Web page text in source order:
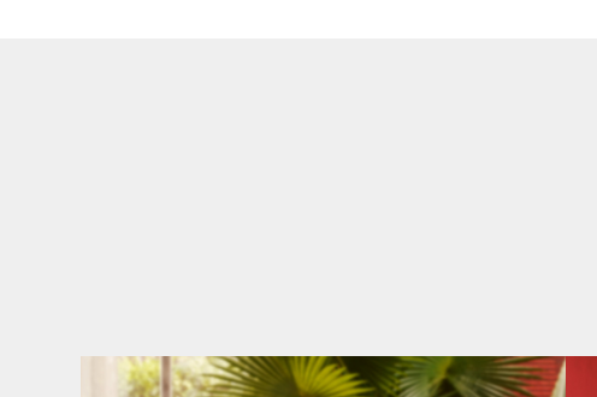
Den Kopf anlehnen. Die Gedanken auf Reisen...